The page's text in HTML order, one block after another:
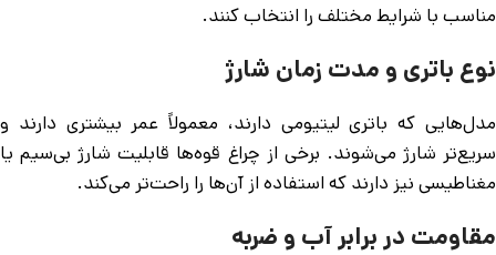
مناسب با شرایط مختلف را انتخاب کنند.
نوع باتری و مدت زمان شارژ
مدل‌هایی که باتری لیتیومی دارند، معمولاً عمر بیشتری دارند و
سریع‌تر شارژ می‌شوند. برخی از چراغ قوه‌ها قابلیت شارژ بی‌سیم یا
مغناطیسی نیز دارند که استفاده از آن‌ها را راحت‌تر می‌کند.
مقاومت در برابر آب و ضربه